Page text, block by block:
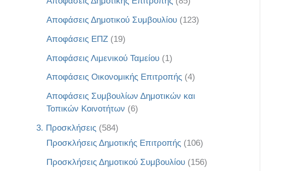
Αποφάσεις Δημοτικού Συμβουλίου (123)
Αποφάσεις ΕΠΖ (19)
Αποφάσεις Λιμενικού Ταμείου (1)
Αποφάσεις Οικονομικής Επιτροπής (4)
Αποφάσεις Συμβουλίων Δημοτικών και
Τοπικών Κοινοτήτων (6)
3. Προσκλήσεις (584)
Προσκλήσεις Δημοτικής Επιτροπής (106)
Προσκλήσεις Δημοτικού Συμβουλίου (156)